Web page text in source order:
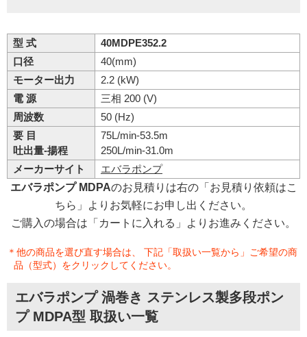
型 式
40MDPE352.2
口径
40(mm)
モーター出力
2.2 (kW)
電 源
三相 200 (V)
周波数
50 (Hz)
要 目
吐出量-揚程
75L/min-53.5m
250L/min-31.0m
メーカーサイト
エバラポンプ
エバラポンプ MDPAのお見積りは右の「お見積り依頼はこ
ちら」よりお気軽にお申し出ください。
ご購入の場合は「カートに入れる」よりお進みください。
＊他の商品を選び直す場合は、 下記「取扱い一覧から」ご希望の商
品（型式）をクリックしてください。
エバラポンプ 渦巻き ステンレス製多段ポン
プ MDPA型 取扱い一覧